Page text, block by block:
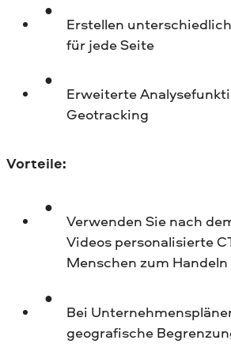
Erstellen
für jede Seite
Erweiterte
Geotracking
Vorteile:
Verwenden Sie nach
Videos personalisierte
Menschen zum
Bei
geografische